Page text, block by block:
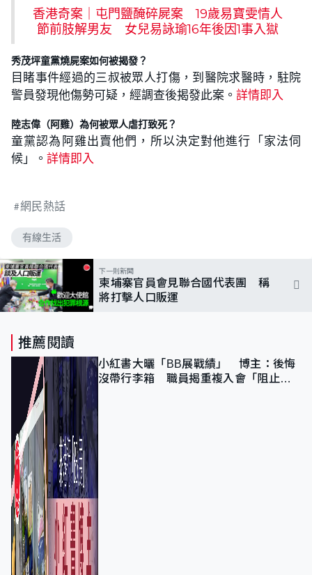
香港奇案｜屯門鹽醃碎屍案 19歲易寶雯情人
節前肢解男友 女兒易詠瑜16年後因1事入獄
秀茂坪童黨燒屍案如何被揭發？
目睹事件經過的三叔被眾人打傷，到醫院求醫時，駐院
警員發現他傷勢可疑，經調查後揭發此案。 詳情即入
陸志偉（阿雞）為何被眾人虐打致死？
童黨認為阿雞出賣他們，所以決定對他進行「家法伺
候」。 詳情即入
網民熱話
有線生活
下一則新聞
柬埔寨官員會見聯合國代表團 稱
將打擊人口販運
推薦閱讀
小紅書大曬「BB展戰績」 博主：後悔
沒帶行李箱 職員揭重複入會「阻止唔